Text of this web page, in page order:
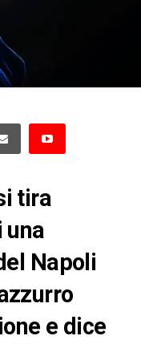
tira
una
Napoli
e dice